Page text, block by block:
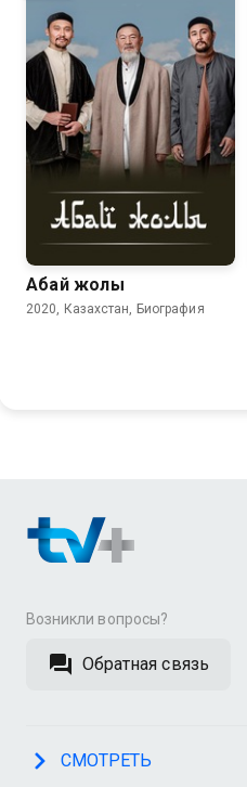
Абай жолы
2020, Казахстан, Биография
Возникли вопросы?
Обратная связь
СМОТРЕТЬ